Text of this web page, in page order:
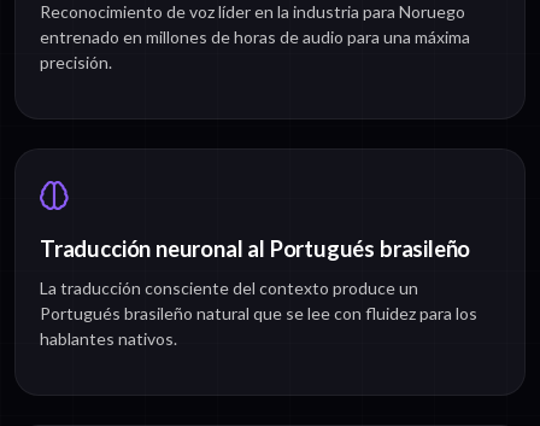
Reconocimiento de voz líder en la industria para Noruego
entrenado en millones de horas de audio para una máxima
precisión.
Traducción neuronal al Portugués brasileño
La traducción consciente del contexto produce un
Portugués brasileño natural que se lee con fluidez para los
hablantes nativos.